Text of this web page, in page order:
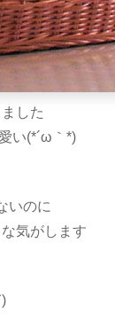
した
い(*´ω｀*)
いのに
気がします